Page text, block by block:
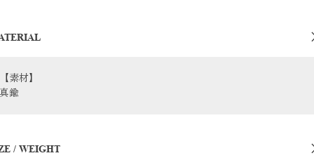
【素材】
真鍮
/ WEIGHT